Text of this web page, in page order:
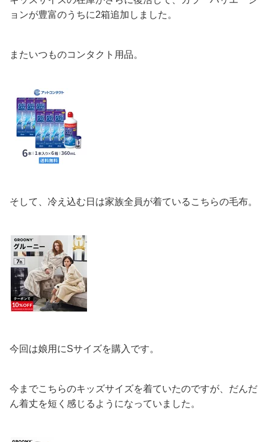
ョンが豊富のうちに2箱追加しました。
またいつものコンタクト用品。
そして、冷え込む日は家族全員が着ているこちらの毛布。
今回は娘用にSサイズを購入です。
今までこちらのキッズサイズを着ていたのですが、だんだ
ん着丈を短く感じるようになっていました。